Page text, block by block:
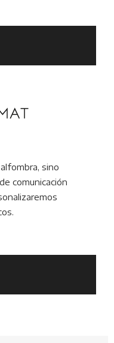
sino
comunicación